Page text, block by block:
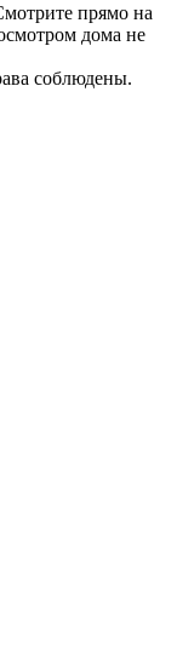
прямо на
дома не
соблюдены.